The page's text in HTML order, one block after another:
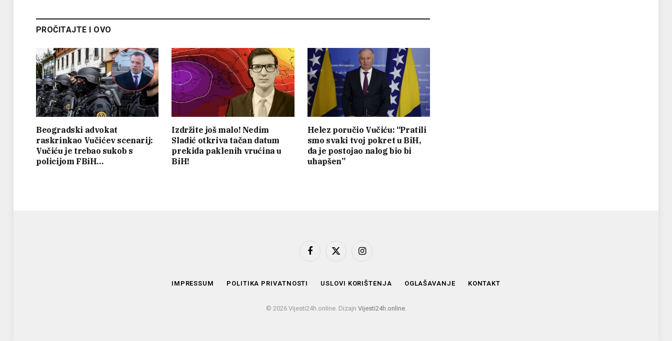
PROČITAJTE I OVO
Beogradski advokat
raskrinkao Vučićev scenarij:
Vučiću je trebao sukob s
policijom FBiH…
Izdržite još malo! Nedim
Sladić otkriva tačan datum
prekida paklenih vrućina u
BiH!
Helez poručio Vučiću: “Pratili
smo svaki tvoj pokret u BiH,
da je postojao nalog bio bi
uhapšen”
Facebook
X
Instagram
IMPRESSUM POLITIKA PRIVATNOSTI USLOVI KORIŠTENJA OGLAŠAVANJE KONTAKT
© 2026 Vijesti24h.online. Dizajn Vijesti24h.online.